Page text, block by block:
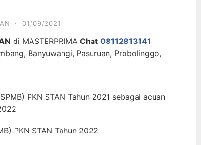
· 01/09/2021
di MASTERPRIMA Chat 08112813141
Banyuwangi, Pasuruan, Probolinggo,
PKN STAN Tahun 2021 sebagai acuan
PKN STAN Tahun 2022